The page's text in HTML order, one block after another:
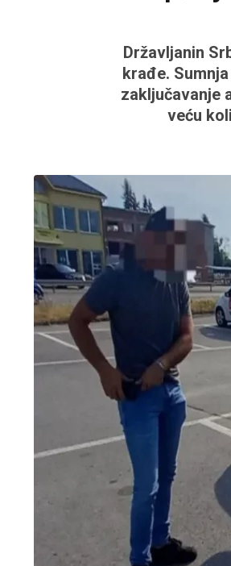
Državljanin
krađe.
zaključavanje
veću